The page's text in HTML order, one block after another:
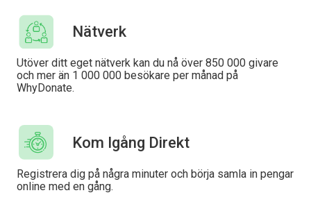
Nätverk
Utöver ditt eget nätverk kan du nå över 850 000 givare
och mer än 1 000 000 besökare per månad på
WhyDonate.
Kom Igång Direkt
Registrera dig på några minuter och börja samla in pengar
online med en gång.